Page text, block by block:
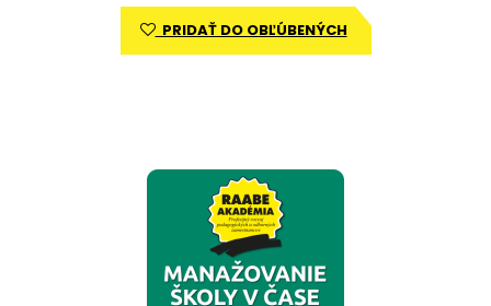
PRIDAŤ DO OBĽÚBENÝCH